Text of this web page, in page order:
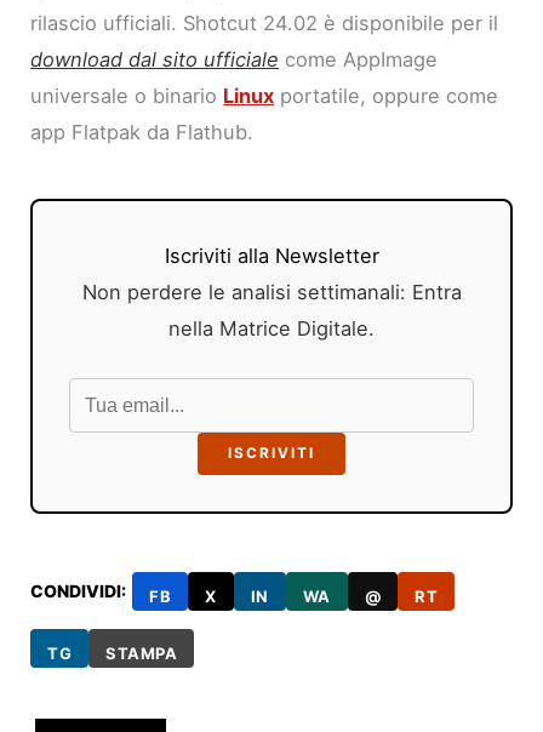
rilascio ufficiali. Shotcut 24.02 è disponibile per il
download dal sito ufficiale come AppImage
universale o binario Linux portatile, oppure come
app Flatpak da Flathub.
Iscriviti alla Newsletter
Non perdere le analisi settimanali: Entra
nella Matrice Digitale.
ISCRIVITI
CONDIVIDI: FB X IN WA @ RT
TG STAMPA